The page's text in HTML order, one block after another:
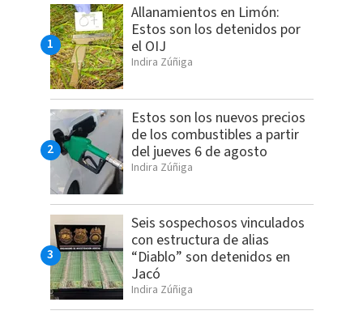
Allanamientos en Limón:
Estos son los detenidos por
el OIJ
Indira Zúñiga
Estos son los nuevos precios
de los combustibles a partir
del jueves 6 de agosto
Indira Zúñiga
Seis sospechosos vinculados
con estructura de alias
“Diablo” son detenidos en
Jacó
Indira Zúñiga